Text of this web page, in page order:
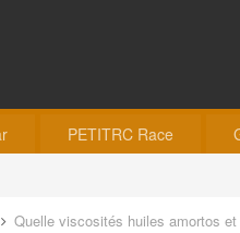
PETITRC Race
Quelle viscosités huiles amortos